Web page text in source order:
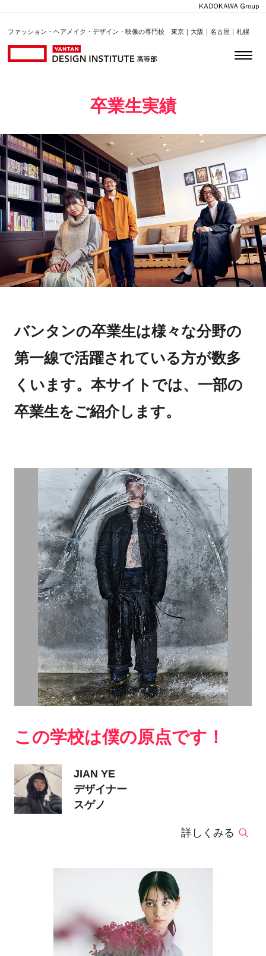
ファッション・ヘアメイク・デザイン・映像の専門校 東京｜大阪｜名古屋｜札幌
卒業生実績
バンタンの卒業生は様々な分野の
第一線で活躍されている方が数多
くいます。本サイトでは、一部の
卒業生をご紹介します。
この学校は僕の原点です！
JIAN YE
デザイナー
スゲノ
詳しくみる